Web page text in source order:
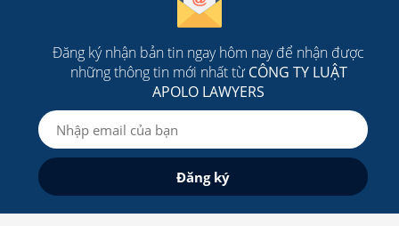
Đăng ký nhận bản tin ngay hôm nay để nhận được
những thông tin mới nhất từCÔNG TY LUẬT
APOLO LAWYERS